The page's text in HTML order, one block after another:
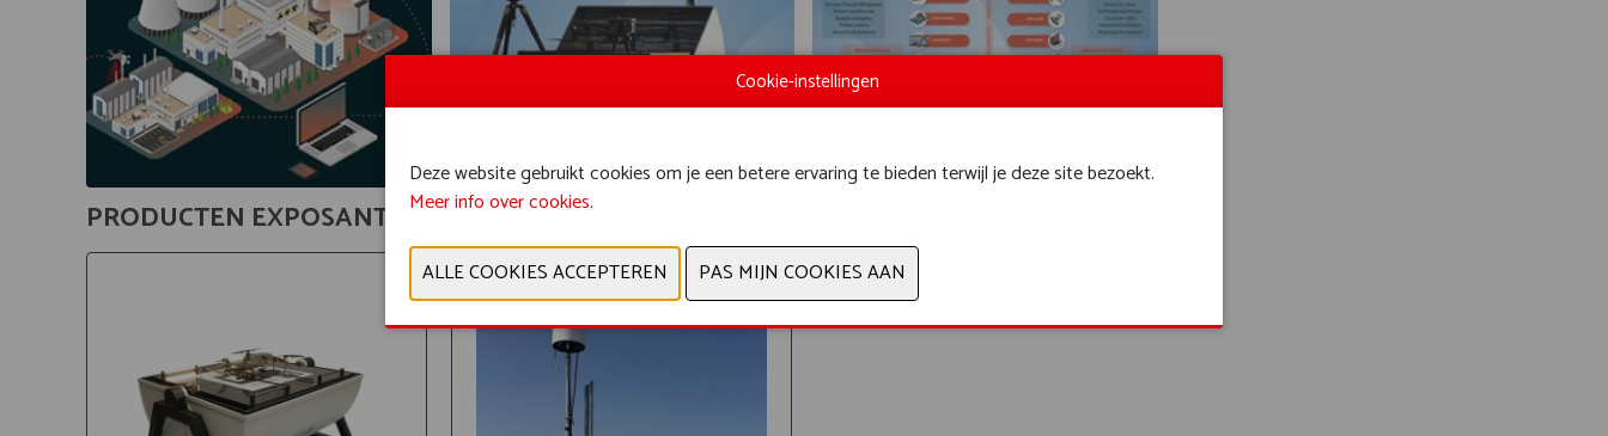
PRODUCTEN EXPOSANTEN
Cookie-instellingen
Deze website gebruikt cookies om je een betere ervaring te bieden terwijl je deze site bezoekt.
Meer info over cookies.